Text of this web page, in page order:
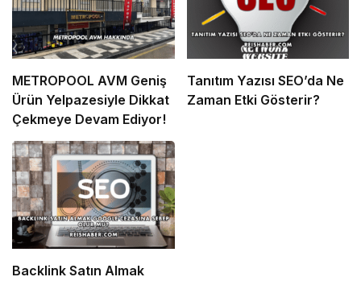
METROPOOL AVM Geniş
Ürün Yelpazesiyle Dikkat
Çekmeye Devam Ediyor!
Tanıtım Yazısı SEO’da Ne
Zaman Etki Gösterir?
Backlink Satın Almak